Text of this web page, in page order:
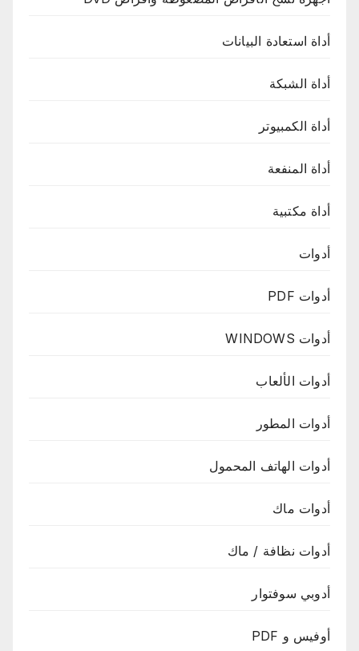
أداة استعادة البيانات
أداة الشبكة
أداة الكمبيوتر
أداة المنفعة
أداة مكتبية
أدوات
أدوات PDF
أدوات WINDOWS
أدوات الألعاب
أدوات المطور
أدوات الهاتف المحمول
أدوات ماك
أدوات نظافة / ماك
أدوبي سوفتوار
أوفيس و PDF